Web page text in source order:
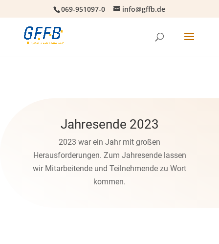
069-951097-0 info@gffb.de
Jahresende 2023
2023 war ein Jahr mit großen
Herausforderungen. Zum Jahresende lassen
wir Mitarbeitende und Teilnehmende zu Wort
kommen.